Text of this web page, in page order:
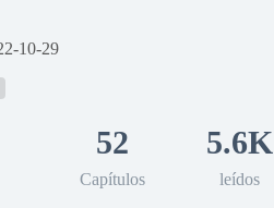
10-29
52
Capítulos
5.6K
leídos